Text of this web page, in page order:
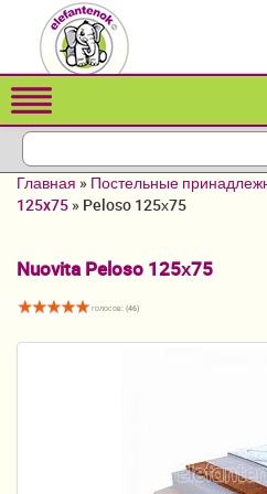
Спасибо, что выбрали нас!
Распродажа!
Детские коляски
Кроватки для новорожденных
Детский транспорт
Постельные принадлежности
Главная » Постельные
125x75 » Peloso 125х75
Nuovita Peloso 125х75
голосов: (46)